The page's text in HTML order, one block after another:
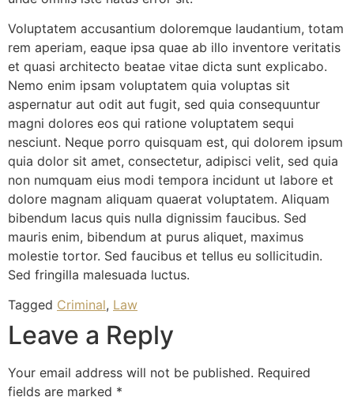
Voluptatem accusantium doloremque laudantium, totam
rem aperiam, eaque ipsa quae ab illo inventore veritatis
et quasi architecto beatae vitae dicta sunt explicabo.
Nemo enim ipsam voluptatem quia voluptas sit
aspernatur aut odit aut fugit, sed quia consequuntur
magni dolores eos qui ratione voluptatem sequi
nesciunt. Neque porro quisquam est, qui dolorem ipsum
quia dolor sit amet, consectetur, adipisci velit, sed quia
non numquam eius modi tempora incidunt ut labore et
dolore magnam aliquam quaerat voluptatem. Aliquam
bibendum lacus quis nulla dignissim faucibus. Sed
mauris enim, bibendum at purus aliquet, maximus
molestie tortor. Sed faucibus et tellus eu sollicitudin.
Sed fringilla malesuada luctus.
Tagged Criminal, Law
Leave a Reply
Your email address will not be published. Required
fields are marked *